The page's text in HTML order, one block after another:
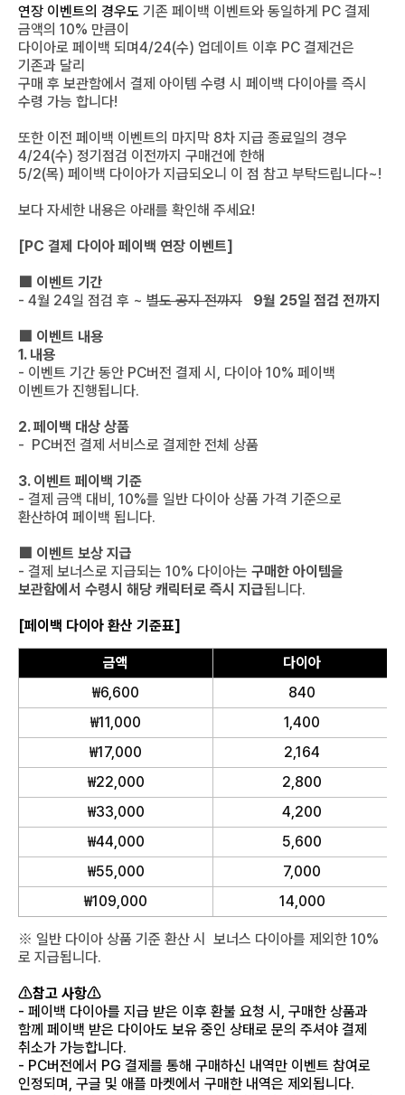
연장 이벤트의 경우도 기존 페이백 이벤트와 동일하게 PC 결제
금액의 10% 만큼이
다이아로 페이백 되며4/24(수) 업데이트 이후 PC 결제건은
기존과 달리
구매 후 보관함에서 결제 아이템 수령 시 페이백 다이아를 즉시
수령 가능 합니다!
또한 이전 페이백 이벤트의 마지막 8차 지급 종료일의 경우
4/24(수) 정기점검 이전까지 구매건에 한해
5/2(목) 페이백 다이아가 지급되오니 이 점 참고 부탁드립니다~!
보다 자세한 내용은 아래를 확인해 주세요!
[PC 결제 다이아 페이백 연장 이벤트]
■ 이벤트 기간
- 4월 24일 점검 후 ~ 별도 공지 전까지 9월 25일 점검 전까지
■ 이벤트 내용
1. 내용
- 이벤트 기간 동안 PC버전 결제 시, 다이아 10% 페이백
이벤트가 진행됩니다.
2. 페이백 대상 상품
- PC버전 결제 서비스로 결제한 전체 상품
3. 이벤트 페이백 기준
- 결제 금액 대비, 10%를 일반 다이아 상품 가격 기준으로
환산하여 페이백 됩니다.
■ 이벤트 보상 지급
- 결제 보너스로 지급되는 10% 다이아는 구매한 아이템을
보관함에서 수령시 해당 캐릭터로 즉시 지급됩니다.
[페이백 다이아 환산 기준표]
금액
다이아
₩6,600
840
₩11,000
1,400
₩17,000
2,164
₩22,000
2,800
₩33,000
4,200
₩44,000
5,600
₩55,000
7,000
₩109,000
14,000
※ 일반 다이아 상품 기준 환산 시 보너스 다이아를 제외한 10%
로 지급됩니다.
⚠참고 사항⚠
- 페이백 다이아를 지급 받은 이후 환불 요청 시, 구매한 상품과
함께 페이백 받은 다이아도 보유 중인 상태로 문의 주셔야 결제
취소가 가능합니다.
- PC버전에서 PG 결제를 통해 구매하신 내역만 이벤트 참여로
인정되며, 구글 및 애플 마켓에서 구매한 내역은 제외됩니다.